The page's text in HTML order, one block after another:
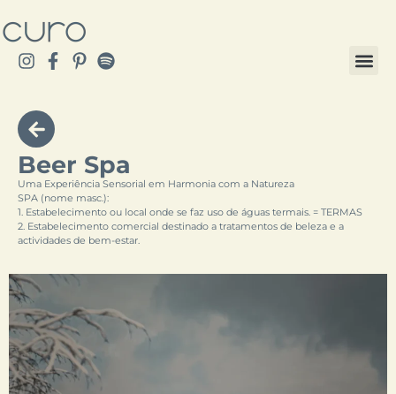
Beer Spa
Uma Experiência Sensorial em Harmonia com a Natureza
SPA (nome masc.):
1. Estabelecimento ou local onde se faz uso de águas termais. = TERMAS
2. Estabelecimento comercial destinado a tratamentos de beleza e a
actividades de bem-estar.